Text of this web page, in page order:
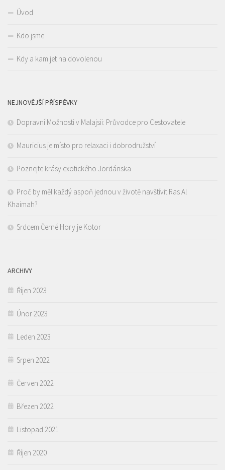
Úvod
Kdo jsme
Kdy a kam jet na dovolenou
NEJNOVĚJŠÍ PŘÍSPĚVKY
Dopravní Možnosti v Malajsii: Průvodce pro Cestovatele
Mauricius je místo pro relaxaci i dobrodružství
Poznejte krásy exotického Jordánska
Proč by měl každý aspoň jednou v životě navštívit Ras Al
Khaimah?
Srdcem Černé Hory je Kotor
ARCHIVY
Říjen 2023
Únor 2023
Leden 2023
Srpen 2022
Červen 2022
Březen 2022
Listopad 2021
Říjen 2020